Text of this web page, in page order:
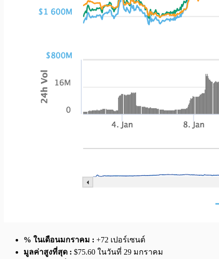
% ในเดือนมกราคม : +72 เปอร์เซนต์
มูลค่าสูงที่สุด : $75.60 ในวันที่ 29 มกราคม